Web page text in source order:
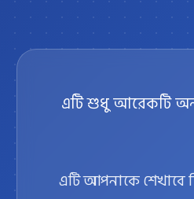
এটি শুধু আরেকটি
এটি আপনাকে শেখাবে